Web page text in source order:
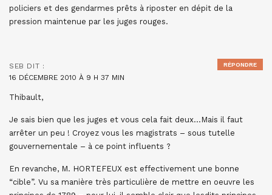
policiers et des gendarmes prêts à riposter en dépit de la
pression maintenue par les juges rouges.
SEB DIT :
16 DÉCEMBRE 2010 À 9 H 37 MIN
Thibault,
Je sais bien que les juges et vous cela fait deux…Mais il faut
arrêter un peu ! Croyez vous les magistrats – sous tutelle
gouvernementale – à ce point influents ?
En revanche, M. HORTEFEUX est effectivement une bonne
“cible”. Vu sa manière très particulière de mettre en oeuvre les
RÉPONDRE